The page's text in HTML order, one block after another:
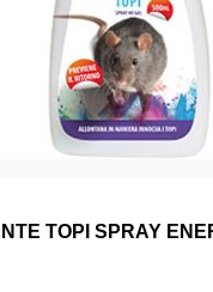
TOPI SPRAY